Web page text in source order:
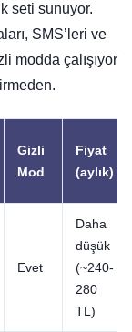
seti sunuyor.
SMS’leri ve
modda çalışıyor
Gizli
Mod
Fiyat
(aylık)
Evet
Daha
düşük
(~240-
280
TL)